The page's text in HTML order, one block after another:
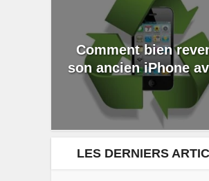
Comment bien
son ancien iPhone
LES DERNIERS